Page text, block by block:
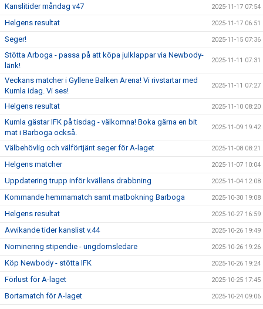
Kanslitider måndag v47 2025-11-17 07:54
Helgens resultat 2025-11-17 06:51
Seger! 2025-11-15 07:36
Stötta Arboga - passa på att köpa julklappar via Newbody-
länk!
2025-11-11 07:31
Veckans matcher i Gyllene Balken Arena! Vi rivstartar med
Kumla idag. Vi ses!
2025-11-11 07:27
Helgens resultat 2025-11-10 08:20
Kumla gästar IFK på tisdag - välkomna! Boka gärna en bit
mat i Barboga också.
2025-11-09 19:42
Välbehövlig och välförtjänt seger för A-laget 2025-11-08 08:21
Helgens matcher 2025-11-07 10:04
Uppdatering trupp inför kvällens drabbning 2025-11-04 12:08
Kommande hemmamatch samt matbokning Barboga 2025-10-30 19:08
Helgens resultat 2025-10-27 16:59
Avvikande tider kanslist v.44 2025-10-26 19:49
Nominering stipendie - ungdomsledare 2025-10-26 19:26
Köp Newbody - stötta IFK 2025-10-26 19:24
Förlust för A-laget 2025-10-25 17:45
Bortamatch för A-laget 2025-10-24 09:06